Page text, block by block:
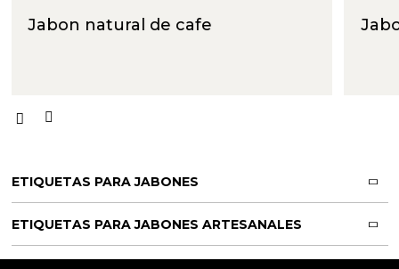
Jabon natural de cafe
ETIQUETAS PARA JABONES
ETIQUETAS PARA JABONES ARTESANALES